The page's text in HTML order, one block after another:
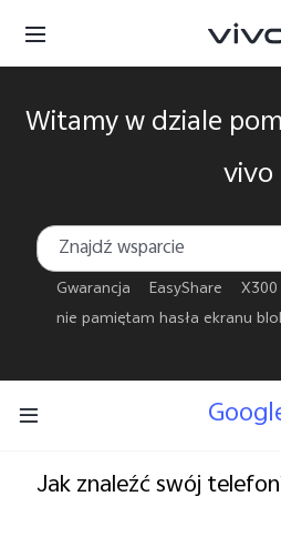
Witamy w dziale
vivo
Gwarancja EasyShare
nie pamiętam hasła ekranu
Jak znaleźć swój